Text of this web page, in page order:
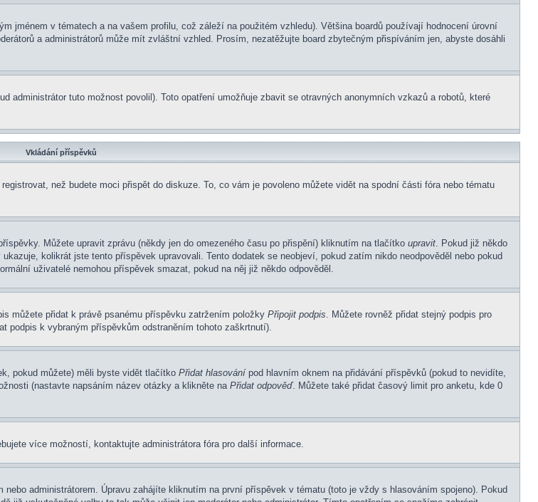
jménem v tématech a na vašem profilu, což záleží na použitém vzhledu). Většina boardů používají hodnocení úrovní
a administrátorů může mít zvláštní vzhled. Prosím, nezatěžujte board zbytečným přispíváním jen, abyste dosáhli
administrátor tuto možnost povolil). Toto opatření umožňuje zbavit se otravných anonymních vzkazů a robotů, které
Vkládání příspěvků
než budete moci přispět do diskuze. To, co vám je povoleno můžete vidět na spodní části fóra nebo tématu
Můžete upravit zprávu (někdy jen do omezeného času po přispění) kliknutím na tlačítko upravit. Pokud již někdo
kolikrát jste tento příspěvek upravovali. Tento dodatek se neobjeví, pokud zatím nikdo neodpověděl nebo pokud
uživatelé nemohou příspěvek smazat, pokud na něj již někdo odpověděl.
můžete přidat k právě psanému příspěvku zatržením položky Připojit podpis. Můžete rovněž přidat stejný podpis pro
podpis k vybraným příspěvkům odstraněním tohoto zaškrtnutí).
pokud můžete) měli byste vidět tlačítko Přidat hlasovánípod hlavním oknem na přidávání příspěvků (pokud to nevidíte,
(nastavte napsáním název otázky a klikněte na Přidat odpověď. Můžete také přidat časový limit pro anketu, kde 0
více možností, kontaktujte administrátora fóra pro další informace.
administrátorem. Úpravu zahájíte kliknutím na první příspěvek v tématu (toto je vždy s hlasováním spojeno). Pokud